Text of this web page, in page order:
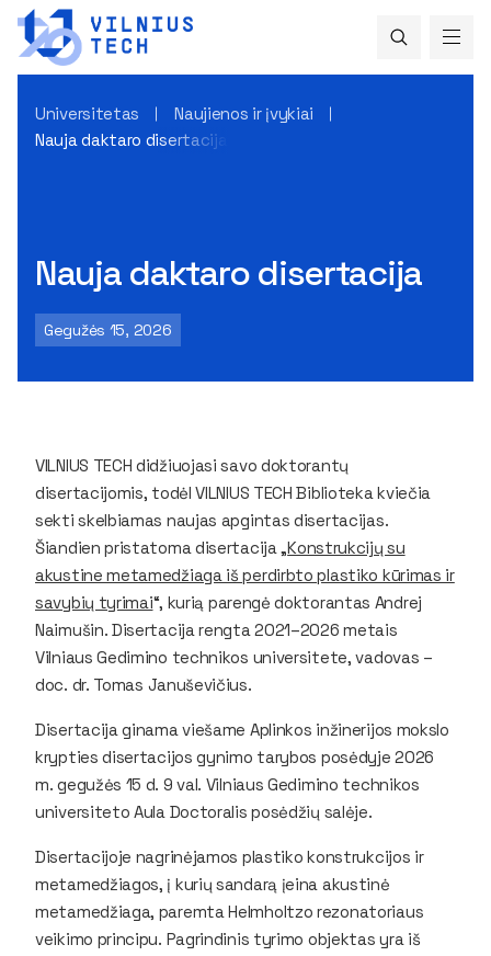
Universitetas
Naujienos ir įvykiai
Nauja daktaro disertacija
Nauja daktaro disertacija
Gegužės 15, 2026
VILNIUS TECH didžiuojasi savo doktorantų
disertacijomis, todėl VILNIUS TECH Biblioteka kviečia
sekti skelbiamas naujas apgintas disertacijas.
Šiandien pristatoma disertacija „Konstrukcijų su
akustine metamedžiaga iš perdirbto plastiko kūrimas ir
savybių tyrimai“, kurią parengė doktorantas Andrej
Naimušin. Disertacija rengta 2021–2026 metais
Vilniaus Gedimino technikos universitete, vadovas –
doc. dr. Tomas Januševičius.
Disertacija ginama viešame Aplinkos inžinerijos mokslo
krypties disertacijos gynimo tarybos posėdyje 2026
m. gegužės 15 d. 9 val. Vilniaus Gedimino technikos
universiteto Aula Doctoralis posėdžių salėje.
Disertacijoje nagrinėjamos plastiko konstrukcijos ir
metamedžiagos, į kurių sandarą įeina akustinė
metamedžiaga, paremta Helmholtzo rezonatoriaus
veikimo principu. Pagrindinis tyrimo objektas yra iš